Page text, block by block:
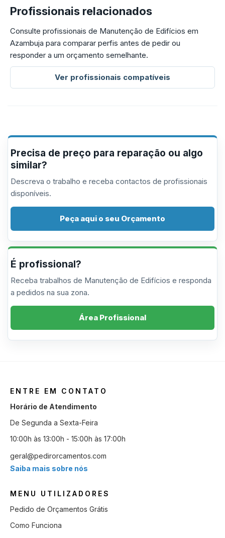
Profissionais relacionados
Consulte profissionais de Manutenção de Edifícios em
Azambuja para comparar perfis antes de pedir ou
responder a um orçamento semelhante.
Ver profissionais compatíveis
Precisa de preço para reparação ou algo
similar?
Descreva o trabalho e receba contactos de profissionais
disponíveis.
Peça aqui o seu Orçamento
É profissional?
Receba trabalhos de Manutenção de Edifícios e responda
a pedidos na sua zona.
Área Profissional
ENTRE EM CONTATO
Horário de Atendimento
De Segunda a Sexta-Feira
10:00h às 13:00h - 15:00h às 17:00h
geral@pedirorcamentos.com
Saiba mais sobre nós
MENU UTILIZADORES
Pedido de Orçamentos Grátis
Como Funciona